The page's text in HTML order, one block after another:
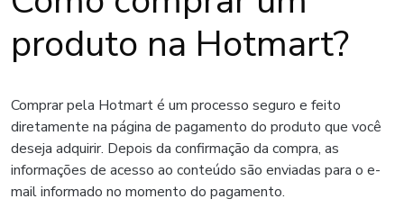
produto na Hotmart?
Comprar pela Hotmart é um processo seguro e feito
diretamente na página de pagamento do produto que você
deseja adquirir. Depois da confirmação da compra, as
informações de acesso ao conteúdo são enviadas para o e-
mail informado no momento do pagamento.